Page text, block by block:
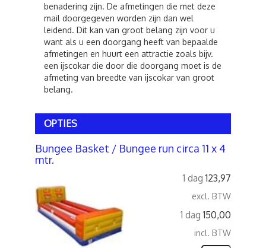
benadering zijn. De afmetingen die met deze
mail doorgegeven worden zijn dan wel
leidend. Dit kan van groot belang zijn voor u
want als u een doorgang heeft van bepaalde
afmetingen en huurt een attractie zoals bijv.
een ijscokar die door die doorgang moet is de
afmeting van breedte van ijscokar van groot
belang.
OPTIES
Bungee Basket / Bungee run circa 11 x 4
mtr.
1 dag 123,97
excl. BTW
1 dag 150,00
incl. BTW